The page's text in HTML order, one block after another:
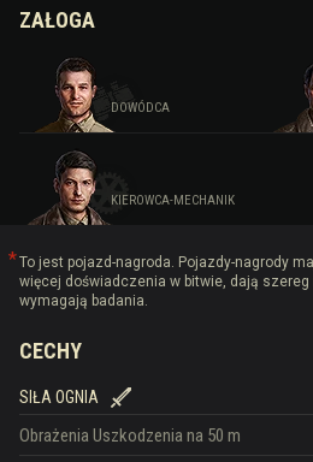
ZAŁOGA
DOWÓDCA
KIEROWCA-MECHANIK
To jest pojazd-nagroda. Pojazdy-nagrody
więcej doświadczenia w bitwie, dają
wymagają badania.
CECHY
SIŁA OGNIA
Obrażenia Uszkodzenia na 50 m